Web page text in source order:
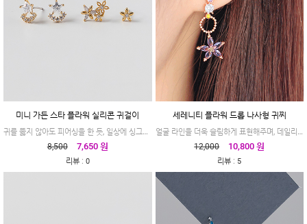
미니 가든 스타 플라워 실리콘 귀걸이
귀를 뚫지 않아도 피어싱을 한 듯, 일상에 싱그러움을 더하는 미니 가든
8,500
7,650 원
리뷰: 0
세레니티 플라워 드롭 나사형 귀찌
얼굴 라인을 더욱 슬림하게 표현해주며, 데일리 룩에 화사함을 더하고 싶은 날 추천합니다.
12,000
10,800 원
리뷰 : 5